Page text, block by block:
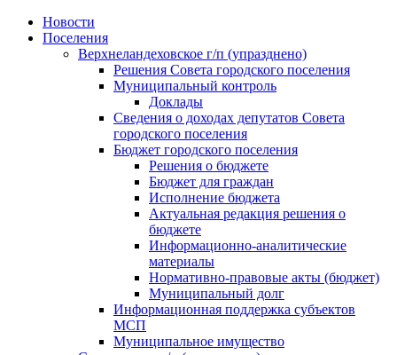
Skip
Новости
Поселения
Верхнеландеховское г/п (упразднено)
Решения Совета городского поселения
Муниципальный контроль
Доклады
Сведения о доходах депутатов Совета
городского поселения
Бюджет городского поселения
Решения о бюджете
Бюджет для граждан
Исполнение бюджета
Актуальная редакция решения о
бюджете
Информационно-аналитические
материалы
Нормативно-правовые акты (бюджет)
Муниципальный долг
Информационная поддержка субъектов
МСП
Муниципальное имущество